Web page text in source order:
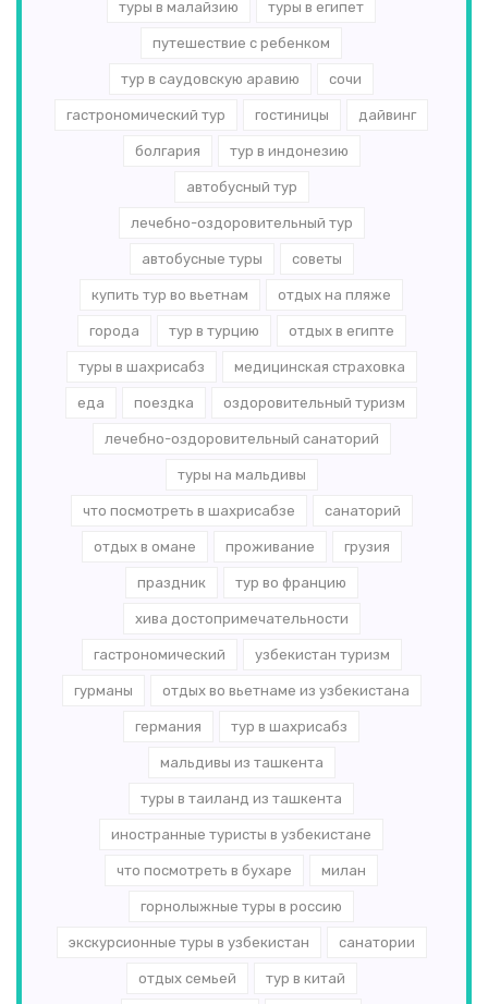
туры в малайзию туры в египет
путешествие с ребенком
тур в саудовскую аравию сочи
гастрономический тур гостиницы дайвинг
болгария тур в индонезию
автобусный тур
лечебно-оздоровительный тур
автобусные туры советы
купить тур во вьетнам отдых на пляже
города тур в турцию отдых в египте
туры в шахрисабз медицинская страховка
еда поездка оздоровительный туризм
лечебно-оздоровительный санаторий
туры на мальдивы
что посмотреть в шахрисабзе санаторий
отдых в омане проживание грузия
праздник тур во францию
хива достопримечательности
гастрономический узбекистан туризм
гурманы отдых во вьетнаме из узбекистана
германия тур в шахрисабз
мальдивы из ташкента
туры в таиланд из ташкента
иностранные туристы в узбекистане
что посмотреть в бухаре милан
горнолыжные туры в россию
экскурсионные туры в узбекистан санатории
отдых семьей тур в китай